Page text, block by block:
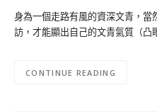
身為一個走路有風的資深文青，
訪，才能顯出自己的文青氣質（
CONTINUE READING